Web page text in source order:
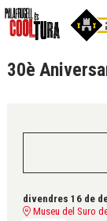
30è
divendres 16 de
Museu del Suro